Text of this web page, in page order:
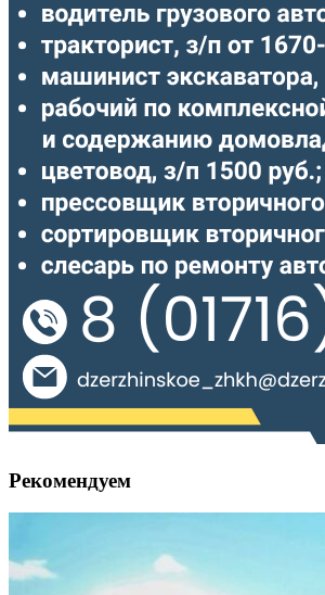
Рекомендуем